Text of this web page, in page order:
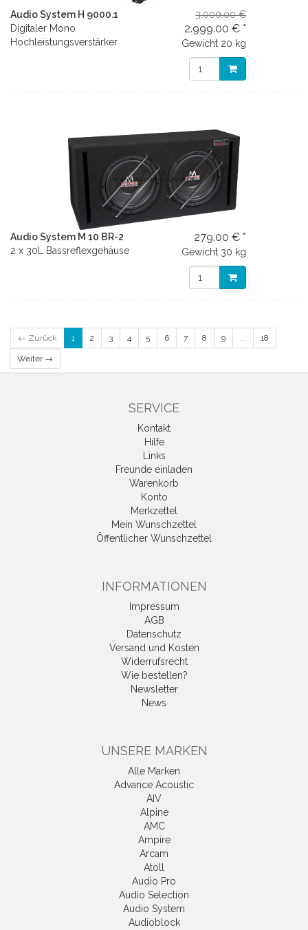
Audio System H 9000.1
Digitaler Mono
Hochleistungsverstärker
3.000.00 €
2.999.00 € *
Gewicht 20 kg
Audio System M 10 BR-2
2 x 30L Bassreflexgehäuse
279.00 € *
Gewicht 30 kg
← Zurück 1 2 3 4 5 6 7 8 9 ... 18
Weiter →
SERVICE
Kontakt
Hilfe
Links
Freunde einladen
Warenkorb
Konto
Merkzettel
Mein Wunschzettel
Öffentlicher Wunschzettel
INFORMATIONEN
Impressum
AGB
Datenschutz
Versand und Kosten
Widerrufsrecht
Wie bestellen?
Newsletter
News
UNSERE MARKEN
Alle Marken
Advance Acoustic
AIV
Alpine
AMC
Ampire
Arcam
Atoll
Audio Pro
Audio Selection
Audio System
Audioblock